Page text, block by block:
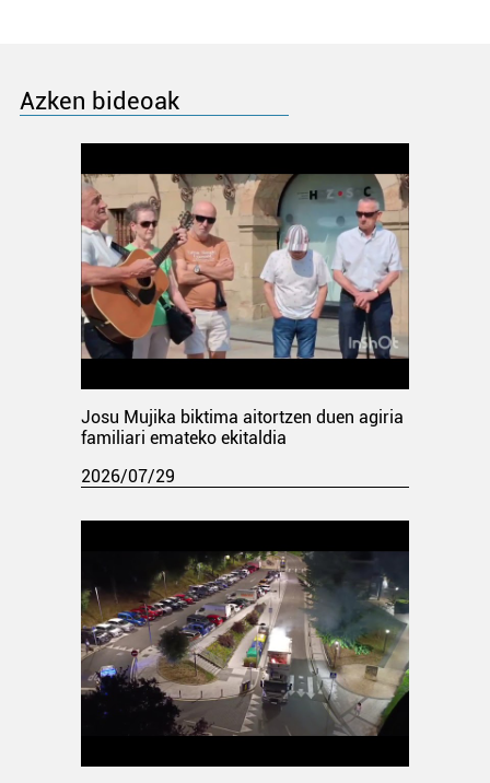
Azken bideoak
Josu Mujika biktima aitortzen duen agiria
familiari emateko ekitaldia
2026/07/29